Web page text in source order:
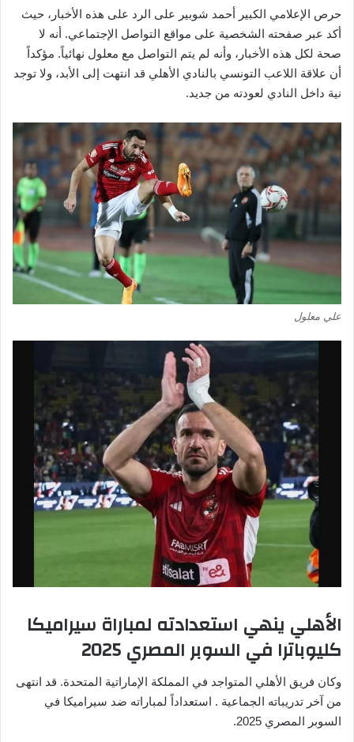
حرص الإعلامي الكبير أحمد شوبير على الرد على هذه الأخبار، حيث
أكد عبر صفحته الشخصية على مواقع التواصل الإجتماعي. أنه لا
صحة لكل هذه الأخبار، وأنه لم يتم التواصل مع معلول نهائياً. مؤكداً
أن علاقة اللاعب التونسي بالنادي الأهلي قد انتهت إلى الأبد، ولا توجد
نية داخل النادي لعودته من جديد.
علي معلول
الأهلي ينهي استعدادته لمباراة سيراميكا
كليوباترا في السوبر المصري 2025
وكان فريق الأهلي المتواجد في المملكة الإماراتية المتحدة. قد انتهى
من آخر تدريباته الجماعية . استعداداً لمباراته ضد سيراميكا في
السوبر المصري 2025.